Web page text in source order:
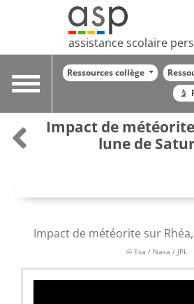
assistance scolaire
Toggle
Ressources collège
Impact de
lune de
Impact de météorite sur
© Esa / Nasa / JPL